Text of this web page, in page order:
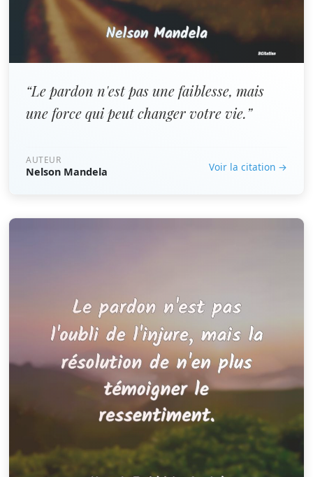
“Le pardon n'est pas une faiblesse, mais
une force qui peut changer votre vie.”
AUTEUR
Nelson Mandela Voir la citation →